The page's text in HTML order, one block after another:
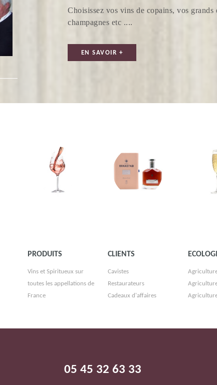
Choisissez vos vins de copains, vos
champagnes etc ....
EN SAVOIR +
PRODUITS
Vins et Spiritueux sur
toutes les appellations de
France
CLIENTS
Cavistes
Restaurateurs
Cadeaux d'affaires
05 45 32 63 33